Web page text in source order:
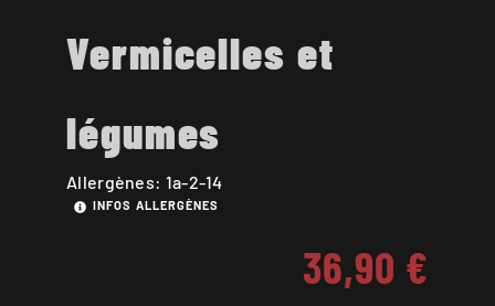
Vermicelles et
légumes
Allergènes: 1a-2-14
INFOS ALLERGÈNES
36,90 €